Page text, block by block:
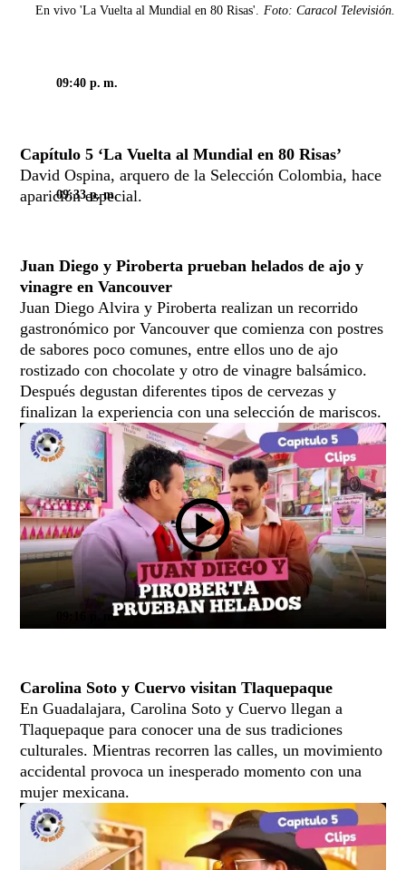
En vivo 'La Vuelta al Mundial en 80 Risas'. Foto: Caracol Televisión.
09:40 p. m.
Capítulo 5 ‘La Vuelta al Mundial en 80 Risas’
David Ospina, arquero de la Selección Colombia, hace
aparición especial.
09:33 p. m.
Juan Diego y Piroberta prueban helados de ajo y
vinagre en Vancouver
Juan Diego Alvira y Piroberta realizan un recorrido
gastronómico por Vancouver que comienza con postres
de sabores poco comunes, entre ellos uno de ajo
rostizado con chocolate y otro de vinagre balsámico.
Después degustan diferentes tipos de cervezas y
finalizan la experiencia con una selección de mariscos.
09:16 p. m.
Carolina Soto y Cuervo visitan Tlaquepaque
En Guadalajara, Carolina Soto y Cuervo llegan a
Tlaquepaque para conocer una de sus tradiciones
culturales. Mientras recorren las calles, un movimiento
accidental provoca un inesperado momento con una
mujer mexicana.